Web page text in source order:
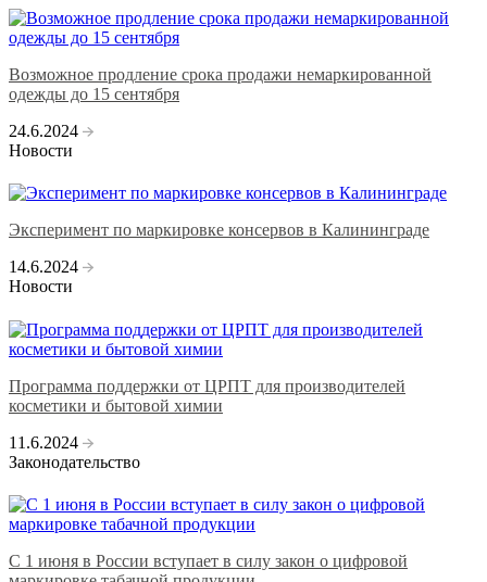
Возможное продление срока продажи немаркированной
одежды до 15 сентября
24.6.2024
Новости
Эксперимент по маркировке консервов в Калининграде
14.6.2024
Новости
Программа поддержки от ЦРПТ для производителей
косметики и бытовой химии
11.6.2024
Законодательство
С 1 июня в России вступает в силу закон о цифровой